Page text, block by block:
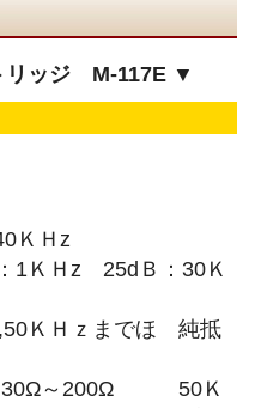
ッジ M-117E ▼
ＫＨz
1ＫＨz 25dＢ：30Ｋ
ＫＨｚまでほゞ純抵
：30Ω～200Ω 50Ｋ